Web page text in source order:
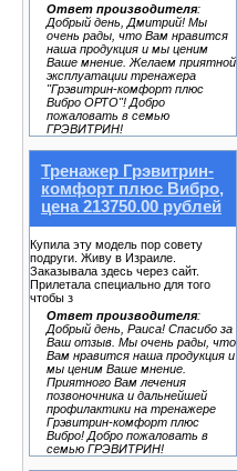
Ответ производителя:
Добрый день, Дмитрий! Мы
очень рады, что Вам нравится
наша продукция и мы ценим
Ваше мнение. Желаем приятной
эксплуатации тренажера
"Грэвитрин-комфорт плюс
Вибро ОРТО"! Добро
пожаловать в семью
ГРЭВИТРИН!
Тренажер Грэвитрин-
комфорт плюс Вибро,
цена 213750.00 рублей
Купила эту модель пор совету
подруги. Живу в Израиле.
Заказывала здесь через сайт.
Прилетала специально для того
чтобы з
Ответ производителя:
Добрый день, Раиса! Спасибо за
Ваш отзыв. Мы очень рады, что
Вам нравится наша продукция и
мы ценим Ваше мнение.
Приятного Вам лечения
позвоночника и дальнейшей
профилактики на тренажере
Грэвитрин-комфорт плюс
Вибро! Добро пожаловать в
семью ГРЭВИТРИН!